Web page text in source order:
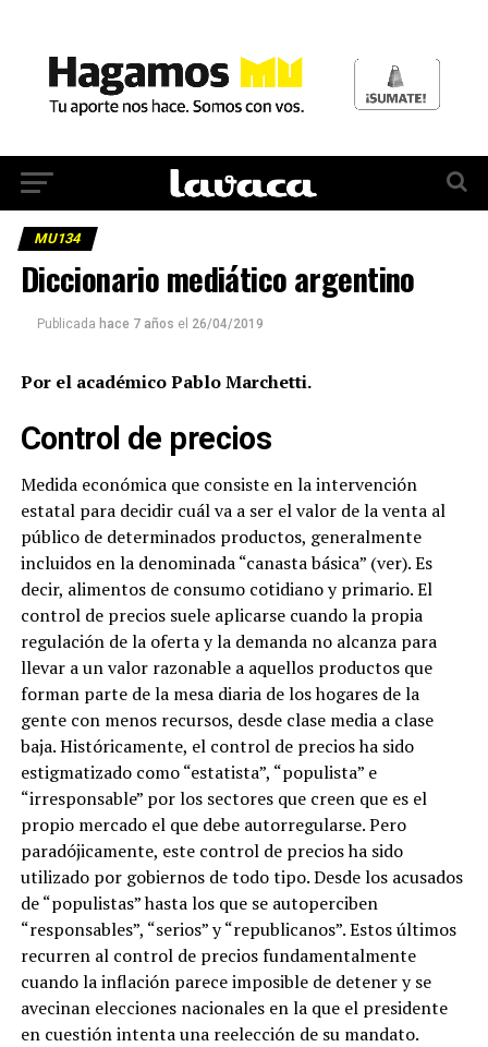
MU134
Diccionario mediático argentino
Publicada hace 7 años el 26/04/2019
Por el académico Pablo Marchetti.
Control de precios
Medida económica que consiste en la intervención
estatal para decidir cuál va a ser el valor de la venta al
público de determinados productos, generalmente
incluidos en la denominada “canasta básica” (ver). Es
decir, alimentos de consumo cotidiano y primario. El
control de precios suele aplicarse cuando la propia
regulación de la oferta y la demanda no alcanza para
llevar a un valor razonable a aquellos productos que
forman parte de la mesa diaria de los hogares de la
gente con menos recursos, desde clase media a clase
baja. Históricamente, el control de precios ha sido
estigmatizado como “estatista”, “populista” e
“irresponsable” por los sectores que creen que es el
propio mercado el que debe autorregularse. Pero
paradójicamente, este control de precios ha sido
utilizado por gobiernos de todo tipo. Desde los acusados
de “populistas” hasta los que se autoperciben
“responsables”, “serios” y “republicanos”. Estos últimos
recurren al control de precios fundamentalmente
cuando la inflación parece imposible de detener y se
avecinan elecciones nacionales en la que el presidente
en cuestión intenta una reelección de su mandato.